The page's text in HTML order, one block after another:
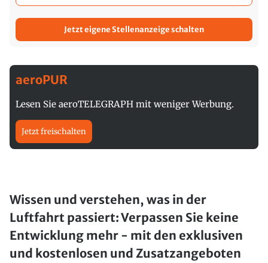
Jetzt eigene Stellenanzeige schalten
aeroPUR
Lesen Sie aeroTELEGRAPH mit weniger Werbung.
Jetzt freischalten
Wissen und verstehen, was in der
Luftfahrt passiert: Verpassen Sie keine
Entwicklung mehr - mit den exklusiven
und kostenlosen und Zusatzangeboten